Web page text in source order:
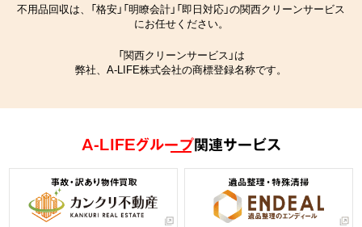
不用品回収は、「格安」「明瞭会計」「即日対応」の関西クリーンサービス
にお任せください。
「関西クリーンサービス」は
弊社、A-LIFE株式会社の商標登録名称です。
A-LIFEグループ関連サービス